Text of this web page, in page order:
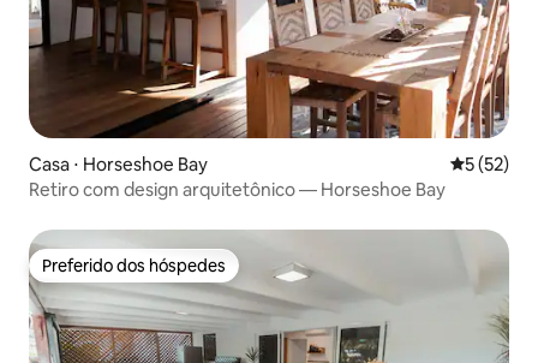
Casa ⋅ Horseshoe Bay 5 de uma
5 (52)
Retiro com design arquitetônico — Horseshoe Bay
Preferido dos hóspedes
Preferido dos hóspedes